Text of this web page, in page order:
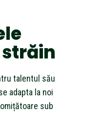
talentul său
adapta la noi
sub